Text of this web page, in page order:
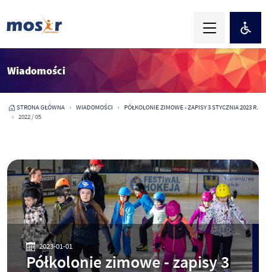
Wiadomości
STRONA GŁÓWNA WIADOMOŚCI
PÓŁKOLONIE ZIMOWE - ZAPISY 3 STYCZNIA 2023 R.
2022 / 05
2023-01-01
Półkolonie zimowe - zapisy 3